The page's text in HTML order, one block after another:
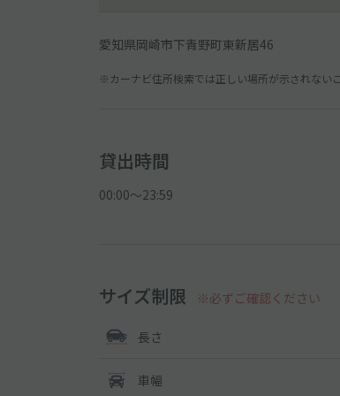
愛知県岡崎市下青野町東新居46
※カーナビ住所検索では正しい場所が示されない
貸出時間
00:00〜23:59
サイズ制限 ※必ずご確認ください
長さ
車幅